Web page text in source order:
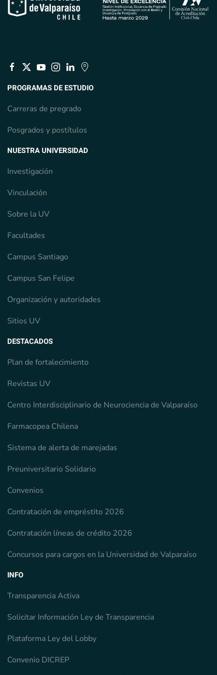
PROGRAMAS DE ESTUDIO
Carreras de pregrado
Posgrados y postítulos
NUESTRA UNIVERSIDAD
Investigación
Vinculación
Sobre la UV
Facultades
Campus Santiago
Campus San Felipe
Organización y autoridades
Sitios UV
DESTACADOS
Plan de fortalecimiento
Revistas UV
Centro Interdisciplinario de Neurociencia de Valparaíso
Farmacopea Chilena
Sistema de alerta de marejadas
Preuniversitario Solidario
Convenios
Contratación de empréstito 2026
Contratación líneas de crédito 2026
Concursos para cargos en la Universidad de Valparaíso
INFO
Transparencia Activa
Solicitar Información Ley de Transparencia
Plataforma Ley del Lobby
Convenio DICREP